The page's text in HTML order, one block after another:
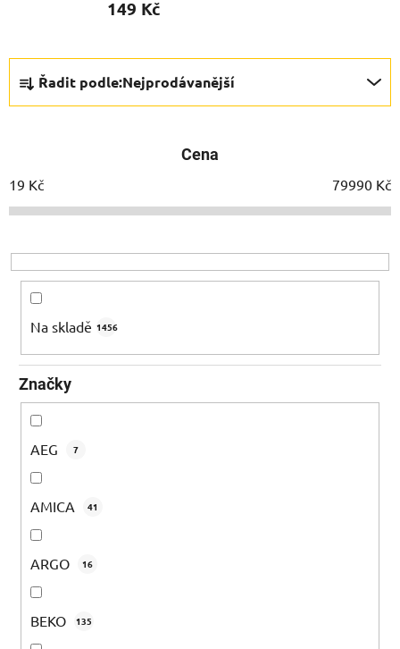
149 Kč
í
p
o
d
ů
Řadit podle:Nejprodávanější
Cena
19 Kč 79990 Kč
Na skladě 1456
Značky
AEG 7
AMICA 41
ARGO 16
BEKO 135